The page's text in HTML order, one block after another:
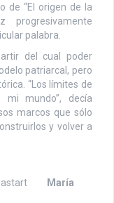
de “El origen de la
progresivamente
palabra.
del cual poder
patriarcal, pero
“Los límites de
mundo”, decía
marcos que sólo
y volver a
María